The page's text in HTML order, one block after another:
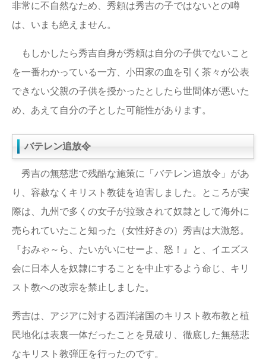
非常に不自然なため、秀頼は秀吉の子ではないとの噂
は、いまも絶えません。
もしかしたら秀吉自身が秀頼は自分の子供でないこと
を一番わかっている一方、小田家の血を引く茶々が公表
できない父親の子供を授かったとしたら世間体が悪いた
め、あえて自分の子とした可能性があります。
バテレン追放令
秀吉の無慈悲で残酷な施策に「バテレン追放令」があ
り、容赦なくキリスト教徒を迫害しました。ところが実
際は、九州で多くの女子が拉致されて奴隷として海外に
売られていたこと知った（女性好きの）秀吉は大激怒。
『おみゃ～ら、たいがいにせーよ、怒！』と、イエズス
会に日本人を奴隷にすることを中止するよう命じ、キリ
スト教への改宗を禁止しました。
秀吉は、アジアに対する西洋諸国のキリスト教布教と植
民地化は表裏一体だったことを見破り、徹底した無慈悲
なキリスト教弾圧を行ったのです。